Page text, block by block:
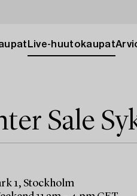
Live-huutokaupat
Sale
1, Stockholm